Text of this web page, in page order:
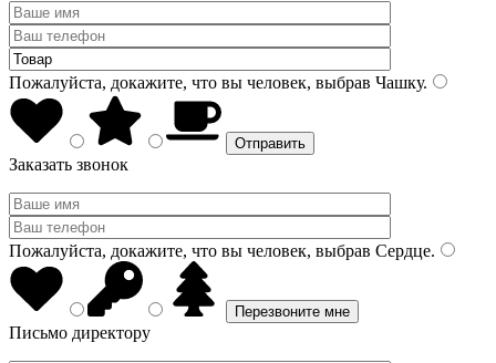
Пожалуйста, докажите, что вы человек, выбрав Чашку.
Заказать звонок
Пожалуйста, докажите, что вы человек, выбрав Сердце.
Письмо директору